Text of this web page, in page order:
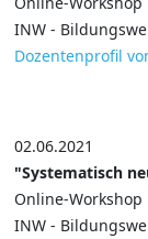
INW -
Dozentenprofil
02.06.2021
"Systematisch
Online-Workshop
INW -